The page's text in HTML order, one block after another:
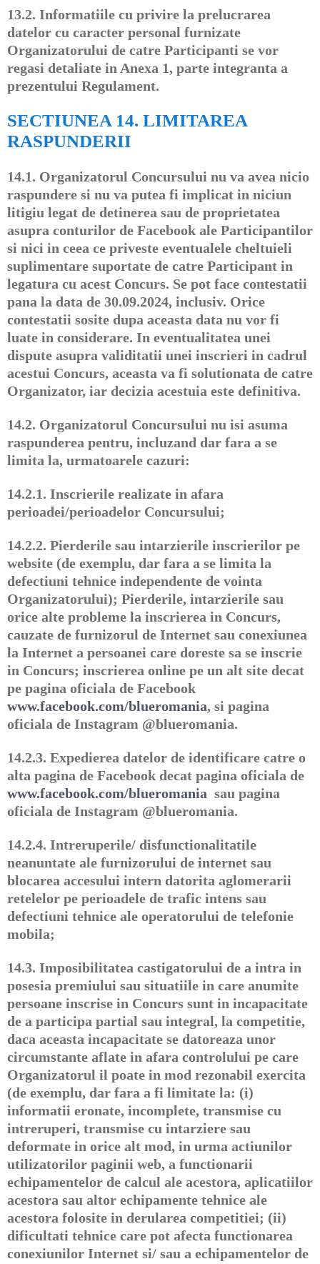
13.2. Informatiile cu privire la prelucrarea
datelor cu caracter personal furnizate
Organizatorului de catre Participanti se vor
regasi detaliate in Anexa 1, parte integranta a
prezentului Regulament.
SECTIUNEA 14. LIMITAREA
RASPUNDERII
14.1. Organizatorul Concursului nu va avea nicio
raspundere si nu va putea fi implicat in niciun
litigiu legat de detinerea sau de proprietatea
asupra conturilor de Facebook ale Participantilor
si nici in ceea ce priveste eventualele cheltuieli
suplimentare suportate de catre Participant in
legatura cu acest Concurs. Se pot face contestatii
pana la data de 30.09.2024, inclusiv. Orice
contestatii sosite dupa aceasta data nu vor fi
luate in considerare. In eventualitatea unei
dispute asupra validitatii unei inscrieri in cadrul
acestui Concurs, aceasta va fi solutionata de catre
Organizator, iar decizia acestuia este definitiva.
14.2. Organizatorul Concursului nu isi asuma
raspunderea pentru, incluzand dar fara a se
limita la, urmatoarele cazuri:
14.2.1. Inscrierile realizate in afara
perioadei/perioadelor Concursului;
14.2.2. Pierderile sau intarzierile inscrierilor pe
website (de exemplu, dar fara a se limita la
defectiuni tehnice independente de vointa
Organizatorului); Pierderile, intarzierile sau
orice alte probleme la inscrierea in Concurs,
cauzate de furnizorul de Internet sau conexiunea
la Internet a persoanei care doreste sa se inscrie
in Concurs; inscrierea online pe un alt site decat
pe pagina oficiala de Facebook
www.facebook.com/blueromania, si pagina
oficiala de Instagram @blueromania.
14.2.3. Expedierea datelor de identificare catre o
alta pagina de Facebook decat pagina oficiala de
www.facebook.com/blueromania sau pagina
oficiala de Instagram @blueromania.
14.2.4. Intreruperile/ disfunctionalitatile
neanuntate ale furnizorului de internet sau
blocarea accesului intern datorita aglomerarii
retelelor pe perioadele de trafic intens sau
defectiuni tehnice ale operatorului de telefonie
mobila;
14.3. Imposibilitatea castigatorului de a intra in
posesia premiului sau situatiile in care anumite
persoane inscrise in Concurs sunt in incapacitate
de a participa partial sau integral, la competitie,
daca aceasta incapacitate se datoreaza unor
circumstante aflate in afara controlului pe care
Organizatorul il poate in mod rezonabil exercita
(de exemplu, dar fara a fi limitate la: (i)
informatii eronate, incomplete, transmise cu
intreruperi, transmise cu intarziere sau
deformate in orice alt mod, in urma actiunilor
utilizatorilor paginii web, a functionarii
echipamentelor de calcul ale acestora, aplicatiilor
acestora sau altor echipamente tehnice ale
acestora folosite in derularea competitiei; (ii)
dificultati tehnice care pot afecta functionarea
conexiunilor Internet si/ sau a echipamentelor de